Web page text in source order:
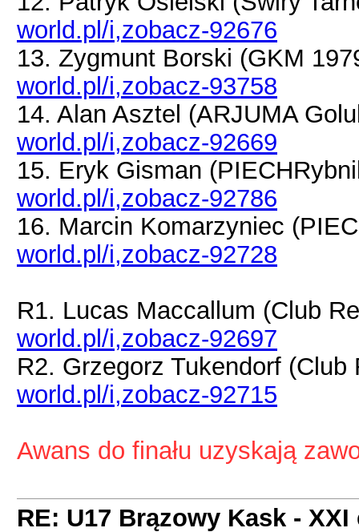
world.pl/i,zobacz-92676
13. Zygmunt Borski (GKM
world.pl/i,zobacz-93758
14. Alan Asztel (ARJUMA
world.pl/i,zobacz-92669
15. Eryk Gisman
world.pl/i,zobacz-92786
16. Marcin Komarzyniec
world.pl/i,zobacz-92728
R1. Lucas Maccallum (Club
world.pl/i,zobacz-92697
R2. Grzegorz Tukendorf
world.pl/i,zobacz-92715
Awans do finału uzyskają
RE: U17 Brązowy Kask - XXI